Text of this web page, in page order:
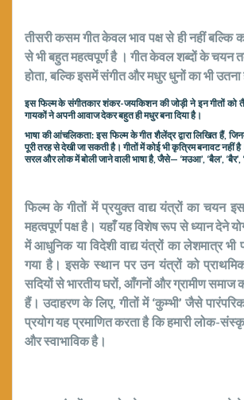
तीसरी कसम गीत केवल भाव पक्ष से ही नहीं बल्कि
से भी बहुत महत्वपूर्ण है । गीत केवल शब्दों के चयन
होता, बल्कि इसमें संगीत और मधुर धुनों का भी उतना
इस फिल्म के संगीतकार शंकर-जयकिशन की जोड़ी ने इन गीतों को
गायकों ने अपनी आवाज देकर बहुत ही मधुर बना दिया है।
भाषा की आंचलिकता: इस फिल्म के गीत शैलेंद्र द्वारा लिखित हैं,
पूरी तरह से देखी जा सकती है। गीतों में कोई भी कृत्रिम बनावट नहीं
सरल और लोक में बोली जाने वाली भाषा है, जैसे— ‘मउआ’, ‘बैल’, ‘बैर’,
फिल्म के गीतों में प्रयुक्त वाद्य यंत्रों का चयन
महत्वपूर्ण पक्ष है। यहाँ यह विशेष रूप से ध्यान देने
में आधुनिक या विदेशी वाद्य यंत्रों का लेशमात्र भी
गया है। इसके स्थान पर उन यंत्रों को
सदियों से भारतीय घरों, आँगनों और ग्रामीण समाज
हैं। उदाहरण के लिए, गीतों में ‘कुम्भी’ जैसे
प्रयोग यह प्रमाणित करता है कि हमारी लोक-
और स्वाभाविक है।